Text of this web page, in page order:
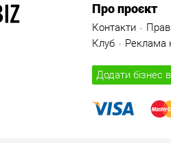
Про проєкт
Контакти
Клуб
Реклама
Додати бізнес